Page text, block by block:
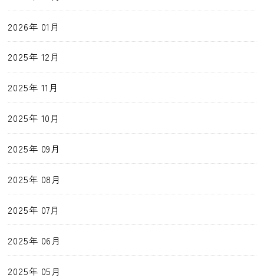
2026年 01月
2025年 12月
2025年 11月
2025年 10月
2025年 09月
2025年 08月
2025年 07月
2025年 06月
2025年 05月